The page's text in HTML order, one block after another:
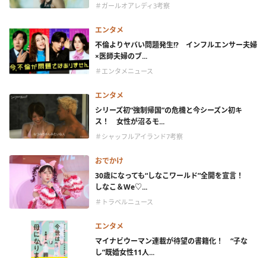
＃ガールオアレディ3考察
エンタメ
不倫よりヤバい問題発生!? インフルエンサー夫婦
×医師夫婦のブ...
＃エンタメニュース
エンタメ
シリーズ初“強制帰国”の危機と今シーズン初キ
ス！ 女性が沼るモ...
＃シャッフルアイランド7考察
おでかけ
30歳になっても“しなこワールド”全開を宣言！
しなこ＆We♡...
＃トラベルニュース
エンタメ
マイナビウーマン連載が待望の書籍化！ “子な
し”既婚女性11人...